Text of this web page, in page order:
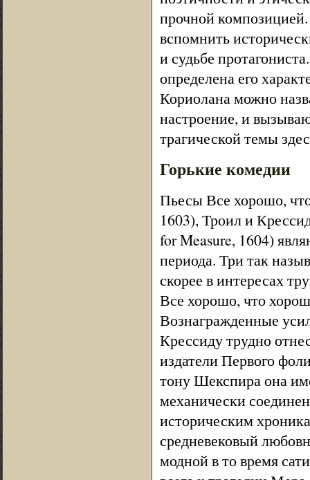
прочной
вспомнить
и судьбе
определена его
Кориолана можно
настроение, и
трагической темы
Горькие комедии
Пьесы Все хорошо,
1603), Троил и
for Measure, 1604)
периода. Три так
скорее в интересах
Все хорошо, что
Вознагражденные
Крессиду трудно
издатели Первого
тону Шекспира она
механически
историческим
средневековый
модной в то время